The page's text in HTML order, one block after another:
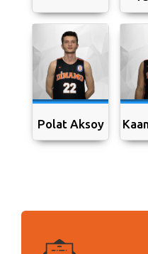
Polat Aksoy